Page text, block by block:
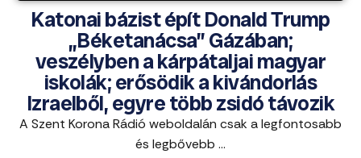
Katonai bázist épít Donald Trump
„Béketanácsa” Gázában;
veszélyben a kárpátaljai magyar
iskolák; erősödik a kivándorlás
Izraelből, egyre több zsidó távozik
A Szent Korona Rádió weboldalán csak a legfontosabb
és legbővebb ...